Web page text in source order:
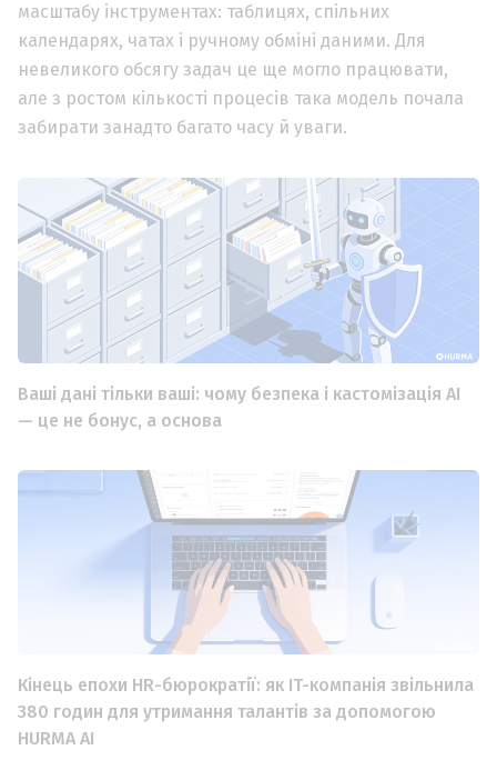
масштабу інструментах: таблицях, спільних
календарях, чатах і ручному обміні даними. Для
невеликого обсягу задач це ще могло працювати,
але з ростом кількості процесів така модель почала
забирати занадто багато часу й уваги.
Ваші дані тільки ваші: чому безпека і кастомізація AI
— це не бонус, а основа
Кінець епохи HR-бюрократії: як IT-компанія звільнила
380 годин для утримання талантів за допомогою
HURMA AI